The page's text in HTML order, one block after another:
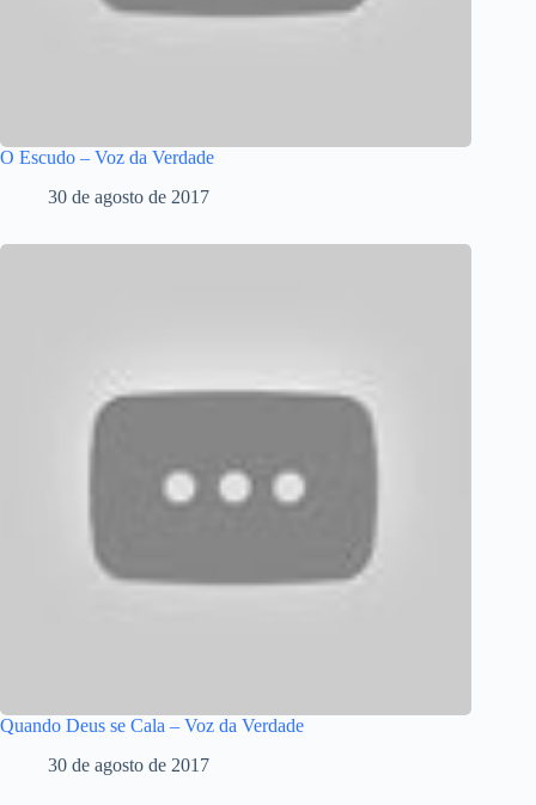
O Escudo – Voz da Verdade
30 de agosto de 2017
Quando Deus se Cala – Voz da Verdade
30 de agosto de 2017